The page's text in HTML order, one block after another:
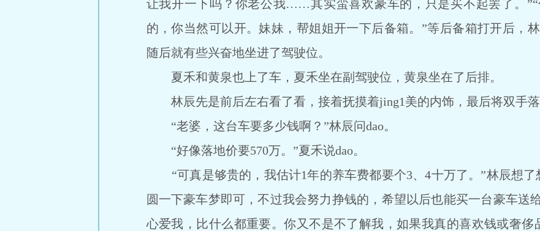
让我开一下吗？你老公我……其实蛮喜欢豪车的，只是买不起罢了。
的，你当然可以开。妹妹，帮姐姐开一下后备箱。”等后备箱打开后，
随后就有些兴奋地坐进了驾驶位。
夏禾和黄泉也上了车，夏禾坐在副驾驶位，黄泉坐在了后排。
林辰先是前后左右看了看，接着抚摸着jing1美的内饰，最后将双手落
“老婆，这台车要多少钱啊？”林辰问dao。
“好像落地价要570万。”夏禾说dao。
“可真是够贵的，我估计1年的养车费都要个3、4十万了。”林辰想了
圆一下豪车梦即可，不过我会努力挣钱的，希望以后也能买一台豪车送
心爱我，比什么都重要。你又不是不了解我，如果我真的喜欢钱或奢侈